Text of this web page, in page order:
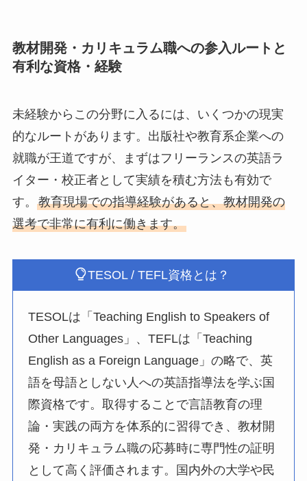
教材開発・カリキュラム職への参入ルートと
有利な資格・経験
未経験からこの分野に入るには、いくつかの現実
的なルートがあります。出版社や教育系企業への
就職が王道ですが、まずはフリーランスの英語ラ
イター・校正者として実績を積む方法も有効で
す。 教育現場での指導経験があると、教材開発の
選考で非常に有利に働きます。
TESOL / TEFL資格とは？
TESOLは「Teaching English to Speakers of
Other Languages」、TEFLは「Teaching
English as a Foreign Language」の略で、英
語を母語としない人への英語指導法を学ぶ国
際資格です。取得することで言語教育の理
論・実践の両方を体系的に習得でき、教材開
発・カリキュラム職の応募時に専門性の証明
として高く評価されます。国内外の大学や民